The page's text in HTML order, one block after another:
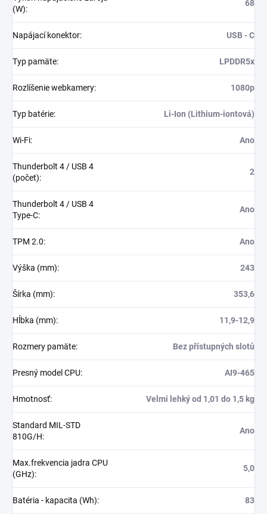
(W):
68
Napájací konektor: USB - C
Typ pamäte: LPDDR5x
Rozlíšenie webkamery: 1080p
Typ batérie: Li-Ion (Lithium-iontová)
Wi-Fi: Ano
Thunderbolt 4 / USB 4
(počet):
2
Thunderbolt 4 / USB 4
Type-C:
Ano
TPM 2.0: Ano
Výška (mm): 243
Šírka (mm): 353,6
Hĺbka (mm): 11,9-12,9
Rozmery pamäte: Bez přístupných slotů
Presný model CPU: AI9-465
Hmotnosť: Velmi lehký od 1,01 do 1,5 kg
Standard MIL-STD
810G/H:
Ano
Max.frekvencia jadra CPU
(GHz):
5,0
Batéria - kapacita (Wh): 83